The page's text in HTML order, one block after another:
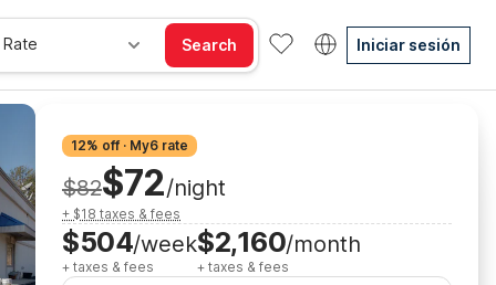
Search Iniciar sesión
12% off · My6 rate
$82$72/night
+ $18 taxes & fees
$504/week
+ taxes & fees
$2,160/month
+ taxes & fees